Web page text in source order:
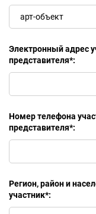
Электронный адрес
представителя*:
Номер телефона
представителя*:
Регион, район и
участник*: